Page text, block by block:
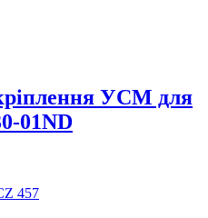
УСМ для
01ND